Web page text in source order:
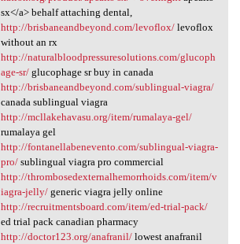
sx</a> behalf attaching dental,
http://brisbaneandbeyond.com/levoflox/levoflox
without an rx
http://naturalbloodpressuresolutions.com/glucoph
age-sr/glucophage sr buy in canada
http://brisbaneandbeyond.com/sublingual-viagra/
canada sublingual viagra
http://mcllakehavasu.org/item/rumalaya-gel/
rumalaya gel
http://fontanellabenevento.com/sublingual-viagra-
pro/sublingual viagra pro commercial
http://thrombosedexternalhemorrhoids.com/item/v
iagra-jelly/generic viagra jelly online
http://recruitmentsboard.com/item/ed-trial-pack/
ed trial pack canadian pharmacy
http://doctor123.org/anafranil/lowest anafranil